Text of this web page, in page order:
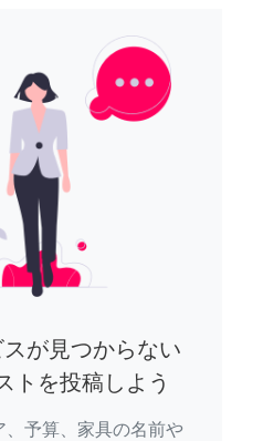
が見つからない
トを投稿しよう
、予算、家具の名前や